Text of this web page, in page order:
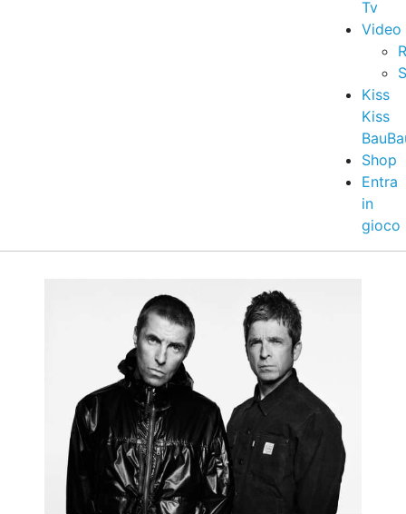
Tv
Video
Kiss
Kiss
Shop
Entra
in
gioco